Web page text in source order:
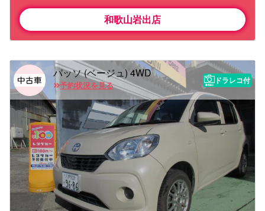
和歌山岩出店
パッソ (ベージュ) 4WD
予約状況を見る
ドラレコ付